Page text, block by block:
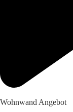
Wohnwand Angebot